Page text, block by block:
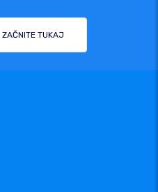
ZAČNITE TUKAJ